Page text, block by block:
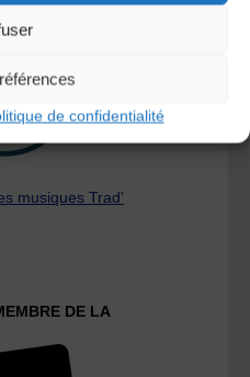
de confidentialité
musiques Trad'
DE LA